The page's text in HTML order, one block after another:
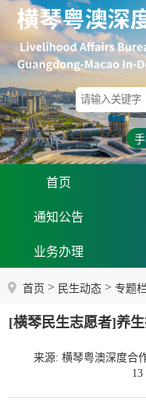
首页
通知公告
业务办理
首页 > 民生动态 > 专题
[横琴民生志愿者]养
来源: 横琴粤澳深度合
13